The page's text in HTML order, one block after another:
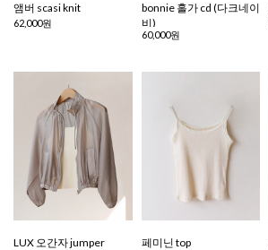
앰버 scasi knit
62,000원
bonnie 홀가 cd (다크네이
비)
60,000원
LUX 오간자 jumper 페미닌 top